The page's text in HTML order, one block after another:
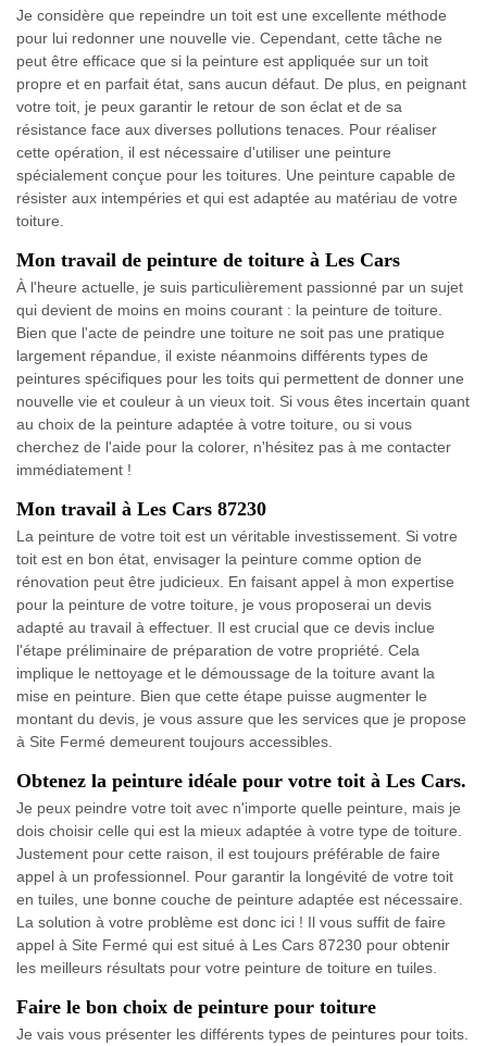
Je considère que repeindre un toit est une excellente méthode
pour lui redonner une nouvelle vie. Cependant, cette tâche ne
peut être efficace que si la peinture est appliquée sur un toit
propre et en parfait état, sans aucun défaut. De plus, en peignant
votre toit, je peux garantir le retour de son éclat et de sa
résistance face aux diverses pollutions tenaces. Pour réaliser
cette opération, il est nécessaire d'utiliser une peinture
spécialement conçue pour les toitures. Une peinture capable de
résister aux intempéries et qui est adaptée au matériau de votre
toiture.
Mon travail de peinture de toiture à Les Cars
À l'heure actuelle, je suis particulièrement passionné par un sujet
qui devient de moins en moins courant : la peinture de toiture.
Bien que l'acte de peindre une toiture ne soit pas une pratique
largement répandue, il existe néanmoins différents types de
peintures spécifiques pour les toits qui permettent de donner une
nouvelle vie et couleur à un vieux toit. Si vous êtes incertain quant
au choix de la peinture adaptée à votre toiture, ou si vous
cherchez de l'aide pour la colorer, n'hésitez pas à me contacter
immédiatement !
Mon travail à Les Cars 87230
La peinture de votre toit est un véritable investissement. Si votre
toit est en bon état, envisager la peinture comme option de
rénovation peut être judicieux. En faisant appel à mon expertise
pour la peinture de votre toiture, je vous proposerai un devis
adapté au travail à effectuer. Il est crucial que ce devis inclue
l'étape préliminaire de préparation de votre propriété. Cela
implique le nettoyage et le démoussage de la toiture avant la
mise en peinture. Bien que cette étape puisse augmenter le
montant du devis, je vous assure que les services que je propose
à Site Fermé demeurent toujours accessibles.
Obtenez la peinture idéale pour votre toit à Les Cars.
Je peux peindre votre toit avec n'importe quelle peinture, mais je
dois choisir celle qui est la mieux adaptée à votre type de toiture.
Justement pour cette raison, il est toujours préférable de faire
appel à un professionnel. Pour garantir la longévité de votre toit
en tuiles, une bonne couche de peinture adaptée est nécessaire.
La solution à votre problème est donc ici ! Il vous suffit de faire
appel à Site Fermé qui est situé à Les Cars 87230 pour obtenir
les meilleurs résultats pour votre peinture de toiture en tuiles.
Faire le bon choix de peinture pour toiture
Je vais vous présenter les différents types de peintures pour toits.